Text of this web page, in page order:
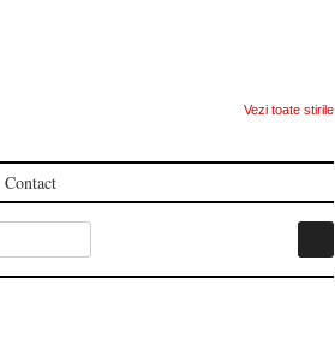
Vezi toate stirile
Contact